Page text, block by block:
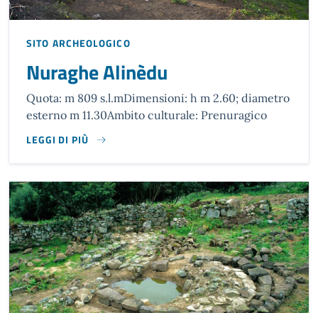
SITO ARCHEOLOGICO
Nuraghe Alinèdu
Quota: m 809 s.l.mDimensioni: h m 2.60; diametro
esterno m 11.30Ambito culturale: Prenuragico
LEGGI DI PIÙ
QUOTA: M 809 S.L.M
DIMENSIONI: H M 2.60; DIAMETRO ESTERNO M
AMBITO CULTURALE: PRENURAGICO